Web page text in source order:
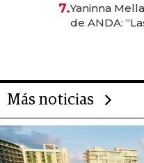
7.Yaninna
de ANDA:
Más noticias